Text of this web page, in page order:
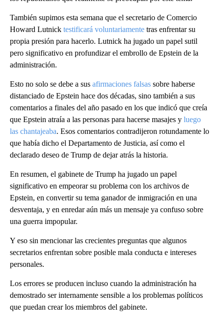
También supimos esta semana que el secretario de Comercio
Howard Lutnick testificará voluntariamente tras enfrentar su
propia presión para hacerlo. Lutnick ha jugado un papel sutil
pero significativo en profundizar el embrollo de Epstein de la
administración.
Esto no solo se debe a sus afirmaciones falsas sobre haberse
distanciado de Epstein hace dos décadas, sino también a sus
comentarios a finales del año pasado en los que indicó que creía
que Epstein atraía a las personas para hacerse masajes y luego
las chantajeaba. Esos comentarios contradijeron rotundamente lo
que había dicho el Departamento de Justicia, así como el
declarado deseo de Trump de dejar atrás la historia.
En resumen, el gabinete de Trump ha jugado un papel
significativo en empeorar su problema con los archivos de
Epstein, en convertir su tema ganador de inmigración en una
desventaja, y en enredar aún más un mensaje ya confuso sobre
una guerra impopular.
Y eso sin mencionar las crecientes preguntas que algunos
secretarios enfrentan sobre posible mala conducta e intereses
personales.
Los errores se producen incluso cuando la administración ha
demostrado ser internamente sensible a los problemas políticos
que puedan crear los miembros del gabinete.